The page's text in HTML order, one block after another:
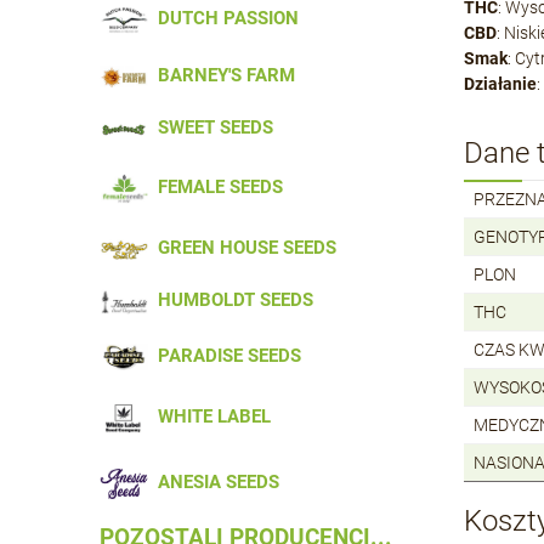
DUTCH PASSION
BARNEY'S FARM
SWEET SEEDS
FEMALE SEEDS
GREEN HOUSE SEEDS
HUMBOLDT SEEDS
PARADISE SEEDS
WHITE LABEL
ANESIA SEEDS
POZOSTALI PRODUCENCI...
THC:
CBD:
Smak:
Działanie
Dane
PLON
THC
CZAS